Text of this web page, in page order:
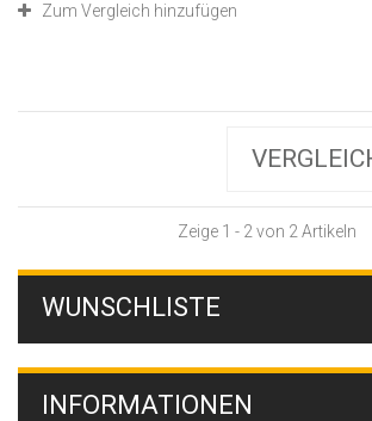
Zum Vergleich hinzufügen
Zeige 1 - 2 von 2 Artikeln
WUNSCHLISTE
INFORMATIONEN